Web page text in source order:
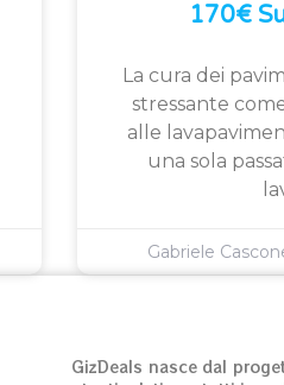
170€
La cura dei
stressante
alle
una sola
Gabriele
GizDeals nasce dal